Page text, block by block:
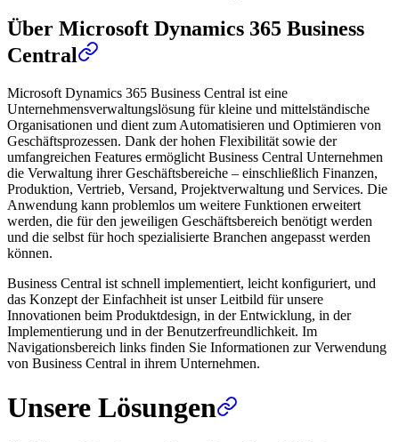
Über Microsoft Dynamics 365 Business
Central
Microsoft Dynamics 365 Business Central ist eine
Unternehmensverwaltungslösung für kleine und mittelständische
Organisationen und dient zum Automatisieren und Optimieren von
Geschäftsprozessen. Dank der hohen Flexibilität sowie der
umfangreichen Features ermöglicht Business Central Unternehmen
die Verwaltung ihrer Geschäftsbereiche – einschließlich Finanzen,
Produktion, Vertrieb, Versand, Projektverwaltung und Services. Die
Anwendung kann problemlos um weitere Funktionen erweitert
werden, die für den jeweiligen Geschäftsbereich benötigt werden
und die selbst für hoch spezialisierte Branchen angepasst werden
können.
Business Central ist schnell implementiert, leicht konfiguriert, und
das Konzept der Einfachheit ist unser Leitbild für unsere
Innovationen beim Produktdesign, in der Entwicklung, in der
Implementierung und in der Benutzerfreundlichkeit. Im
Navigationsbereich links finden Sie Informationen zur Verwendung
von Business Central in ihrem Unternehmen.
Unsere Lösungen